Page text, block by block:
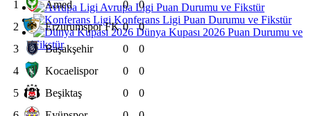
Avrupa Ligi Puan Durumu ve Fikstür
Konferans Ligi Puan Durumu ve Fikstür
Dünya Kupası 2026 Puan Durumu ve
Fikstür
1
Amed 0
0
2
Erzurumspor FK 0
0
3
Başakşehir 0
0
4
Kocaelispor 0
0
5
Beşiktaş 0
0